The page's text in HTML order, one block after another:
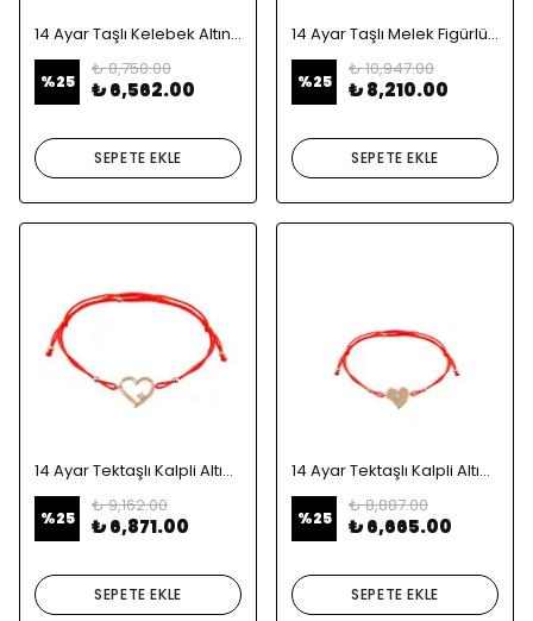
14 Ayar Taşlı Kelebek Altın Bileklik
%25
₺ 8,750.00
₺ 6,562.00
SEPETE EKLE
14 Ayar Taşlı Melek Figürlü Altın Bileklik
%25
₺ 10,947.00
₺ 8,210.00
SEPETE EKLE
14 Ayar Tektaşlı Kalpli Altın Bileklik
%25
₺ 9,162.00
₺ 6,871.00
SEPETE EKLE
14 Ayar Tektaşlı Kalpli Altın Bileklik
%25
₺ 8,887.00
₺ 6,665.00
SEPETE EKLE